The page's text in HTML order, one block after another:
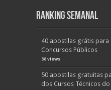
Ranking Semanal
40 apostilas grátis para
Concursos Públicos
38 views
50 apostilas gratuitas
dos Cursos Técnicos do